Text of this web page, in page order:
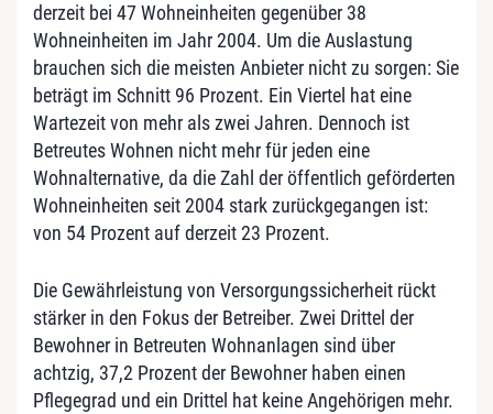
derzeit bei 47 Wohneinheiten gegenüber 38
Wohneinheiten im Jahr 2004. Um die Auslastung
brauchen sich die meisten Anbieter nicht zu sorgen: Sie
beträgt im Schnitt 96 Prozent. Ein Viertel hat eine
Wartezeit von mehr als zwei Jahren. Dennoch ist
Betreutes Wohnen nicht mehr für jeden eine
Wohnalternative, da die Zahl der öffentlich geförderten
Wohneinheiten seit 2004 stark zurückgegangen ist:
von 54 Prozent auf derzeit 23 Prozent.
Die Gewährleistung von Versorgungssicherheit rückt
stärker in den Fokus der Betreiber. Zwei Drittel der
Bewohner in Betreuten Wohnanlagen sind über
achtzig, 37,2 Prozent der Bewohner haben einen
Pflegegrad und ein Drittel hat keine Angehörigen mehr.